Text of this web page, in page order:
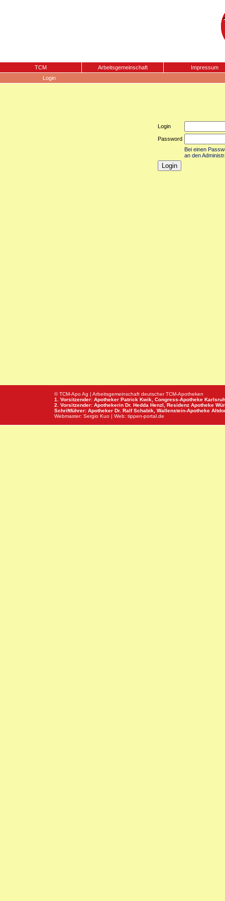
TCM Arbeitsgemeinschaft
Impressum
Login
Login
Password
Bei einen
an den
© TCM-Apo Ag | Arbeitsgemeinschaft deutscher TCM-Apotheken
1. Vorsitzender: Apotheker Patrick Kwik, Congress-Apotheke
2. Vorsitzender: Apothekerin Dr. Hedda Henzl, Residenz Apotheke
Schriftführer: Apotheker Dr. Ralf Schabik, Wallenstein-Apotheke
Webmaster: Sergio Kuo | Web: tippen-portal.de